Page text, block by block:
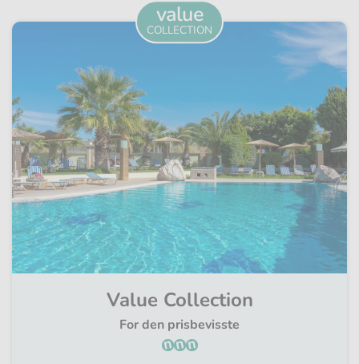
value
COLLECTION
Value Collection
For den prisbevisste